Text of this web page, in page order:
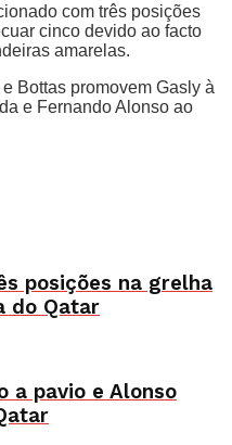
com três posições
cinco devido ao facto
amarelas.
Bottas promovem Gasly à
e Fernando Alonso ao
posições na grelha
do Qatar
a pavio e Alonso